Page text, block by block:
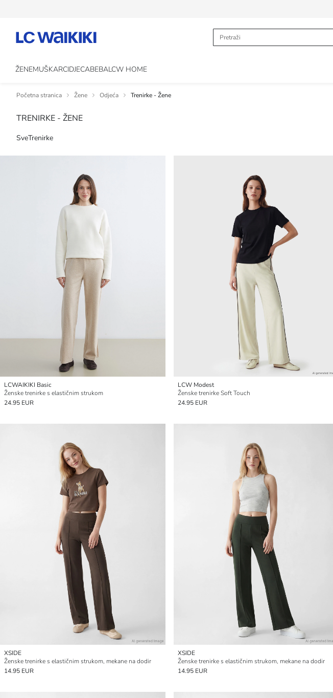
ŽENEMUŠKARCIDJECABEBALCW HOME
Početna stranica Žene Odjeća Trenirke - Žene
TRENIRKE - ŽENE
SveTrenirke
LCWAIKIKI Basic
Ženske trenirke s elastičnim strukom
24.95 EUR
LCW Modest
Ženske trenirke Soft Touch
24.95 EUR
XSIDE
Ženske trenirke s elastičnim strukom, mekane na dodir
14.95 EUR
XSIDE
Ženske trenirke s elastičnim strukom, mekane na dodir
14.95 EUR